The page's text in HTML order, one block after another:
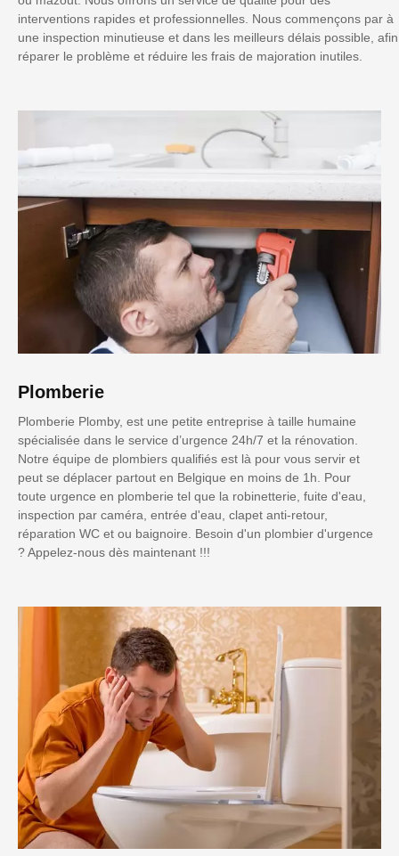
interventions rapides et professionnelles. Nous commençons par à
une inspection minutieuse et dans les meilleurs délais possible, afin
réparer le problème et réduire les frais de majoration inutiles.
Plomberie
Plomberie Plomby, est une petite entreprise à taille humaine
spécialisée dans le service d’urgence 24h/7 et la rénovation.
Notre équipe de plombiers qualifiés est là pour vous servir et
peut se déplacer partout en Belgique en moins de 1h. Pour
toute urgence en plomberie tel que la robinetterie, fuite d'eau,
inspection par caméra, entrée d'eau, clapet anti-retour,
réparation WC et ou baignoire. Besoin d'un plombier d'urgence
? Appelez-nous dès maintenant !!!